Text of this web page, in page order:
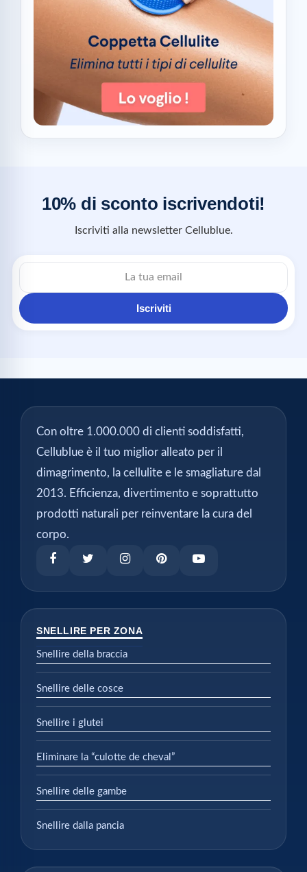
10% di sconto iscrivendoti!
Iscriviti alla newsletter Cellublue.
Iscriviti
Con oltre 1.000.000 di clienti soddisfatti,
Cellublue è il tuo miglior alleato per il
dimagrimento, la cellulite e le smagliature dal
2013. Efficienza, divertimento e soprattutto
prodotti naturali per reinventare la cura del
corpo.
SNELLIRE PER ZONA
Snellire della braccia
Snellire delle cosce
Snellire i glutei
Eliminare la “culotte de cheval”
Snellire delle gambe
Snellire dalla pancia